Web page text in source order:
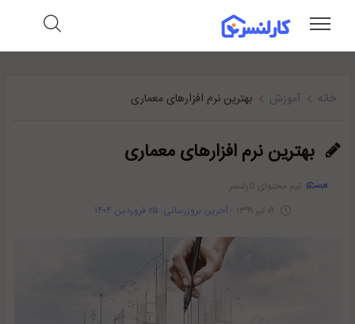
خانه آموزش بهترین نرم افزارهای معماری
بهترین نرم افزارهای معماری
تیم محتوای کارلنسر
- آخرین بروزرسانی: ۲۵ فروردین ۱۴۰۴